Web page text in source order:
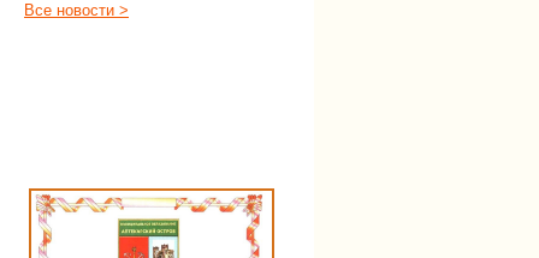
Все новости >